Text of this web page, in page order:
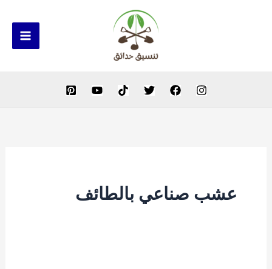
عشب صناعي بالطائف